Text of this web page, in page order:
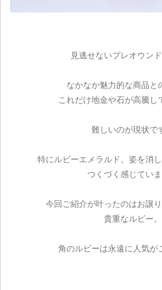
見逃せないプレオウンド
なかなか魅力的な商品と
これだけ地金や石が高騰し
難しいのが現状で
特にルビーエメラルド。姿を消
つくづく感じていま
今回ご紹介が叶ったのはお譲
貴重なルビー。
角のルビーは永遠に人気が